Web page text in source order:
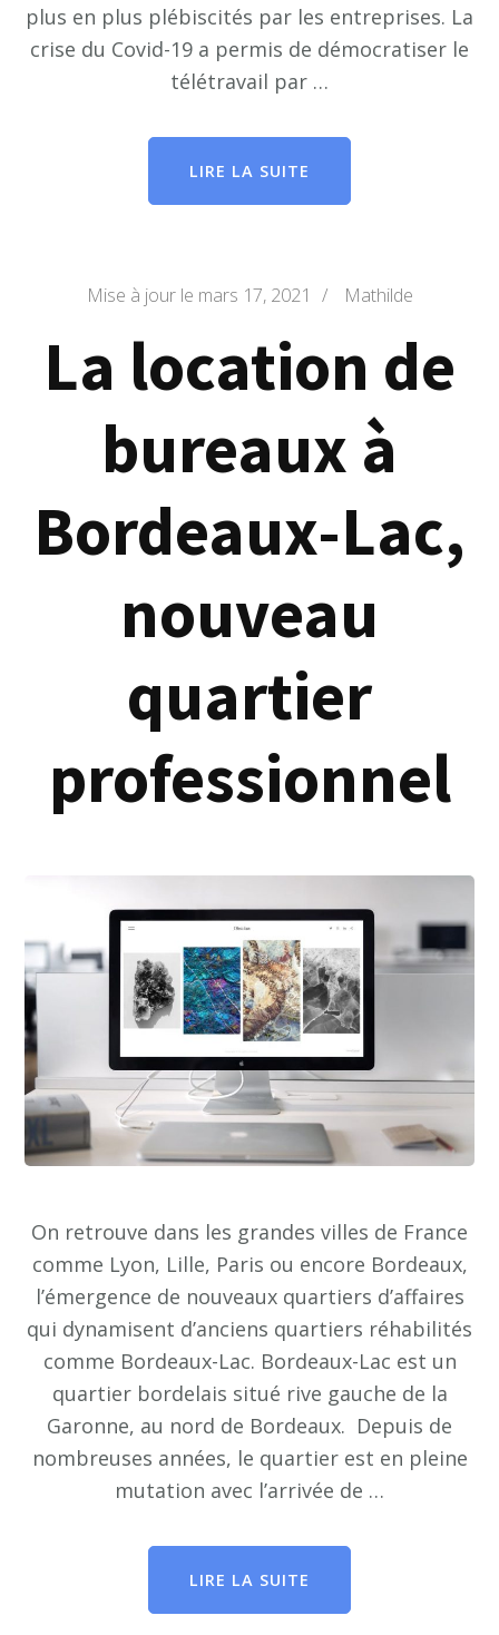
plus en plus plébiscités par les entreprises. La
crise du Covid-19 a permis de démocratiser le
télétravail par …
LIRE LA SUITE
Mise à jour le mars 17, 2021 / Mathilde
La location de
bureaux à
Bordeaux-Lac,
nouveau
quartier
professionnel
On retrouve dans les grandes villes de France
comme Lyon, Lille, Paris ou encore Bordeaux,
l’émergence de nouveaux quartiers d’affaires
qui dynamisent d’anciens quartiers réhabilités
comme Bordeaux-Lac. Bordeaux-Lac est un
quartier bordelais situé rive gauche de la
Garonne, au nord de Bordeaux. Depuis de
nombreuses années, le quartier est en pleine
mutation avec l’arrivée de …
LIRE LA SUITE